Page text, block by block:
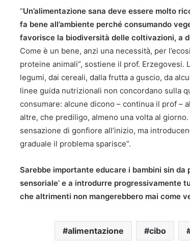
“Un’alimentazione sana deve essere molto
fa bene all’ambiente perché consumando
favorisce la biodiversità delle coltivazioni, a
Come è un bene, anzi una necessità, per
proteine animali”, sostiene il prof. Erzegovesi.
legumi, dai cereali, dalla frutta a guscio, da
linee guida nutrizionali non concordano sulla
consumare: alcune dicono – continua il prof –
altre, che prediligo, almeno una volta al
sensazione di gonfiore all’inizio, ma
graduale il problema sparisce”.
Sarebbe importante educare i bambini sin da
sensoriale’ e a introdurre progressivamente
che altrimenti non mangerebbero mai come
alimentazione cibo